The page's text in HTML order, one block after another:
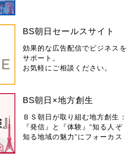
BS朝日セールスサイト
効果的な広告配信でビジネスを
サポート。
お気軽にご相談ください。
BS朝日×地方創生
ＢＳ朝日が取り組む地方創生：
『発信』と『体験』“知る人ぞ
知る地域の魅力”にフォーカス